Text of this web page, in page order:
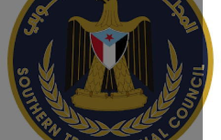
ثقافة وفن
اقتصاد
التقارير والحوارات
مؤسسة حدث اليوم
الطقس